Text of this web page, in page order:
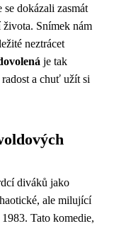
dokázali zasmát
života. Snímek nám
neztrácet
je tak
a chuť užít si
diváků jako
ale milující
Tato komedie,